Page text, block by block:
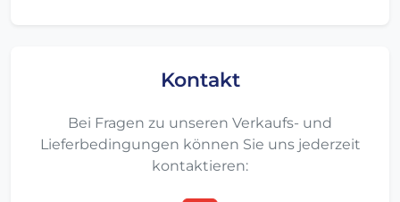
Kontakt
Bei Fragen zu unseren Verkaufs- und
Lieferbedingungen können Sie uns jederzeit
kontaktieren: